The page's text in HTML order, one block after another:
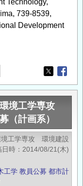
Technology,
739-8539,
Development
Opens in
境工学専攻
（計画系）
工学専攻 環境建設
日時
2014/08/21(木)
工学 教員公募 都市計